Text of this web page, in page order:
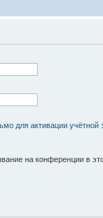
для активации учётной
на конференции в